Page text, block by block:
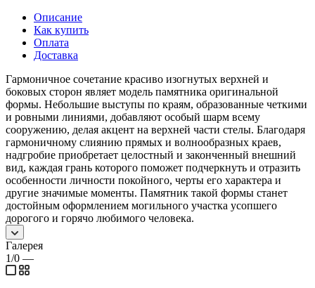
Описание
Как купить
Оплата
Доставка
Гармоничное сочетание красиво изогнутых верхней и
боковых сторон являет модель памятника оригинальной
формы. Небольшие выступы по краям, образованные четкими
и ровными линиями, добавляют особый шарм всему
сооружению, делая акцент на верхней части стелы. Благодаря
гармоничному слиянию прямых и волнообразных краев,
надгробие приобретает целостный и законченный внешний
вид, каждая грань которого поможет подчеркнуть и отразить
особенности личности покойного, черты его характера и
другие значимые моменты. Памятник такой формы станет
достойным оформлением могильного участка усопшего
дорогого и горячо любимого человека.
Галерея
1/0 —